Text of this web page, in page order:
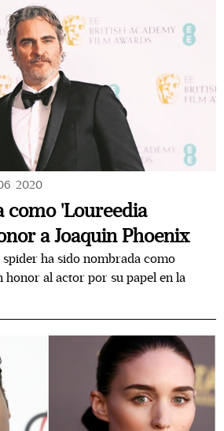
2020
como 'Loureedia
a Joaquin Phoenix
ha sido nombrada como
honor al actor por su papel en la